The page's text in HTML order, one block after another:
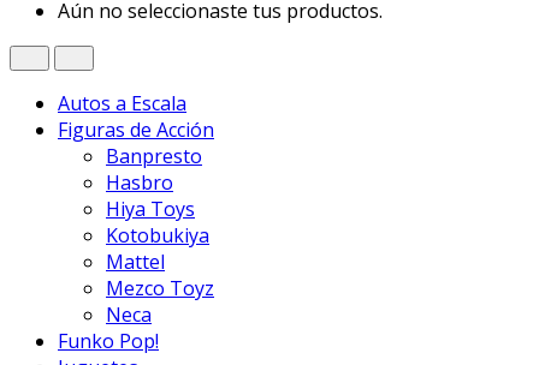
Aún no seleccionaste tus productos.
Autos a Escala
Figuras de Acción
Banpresto
Hasbro
Hiya Toys
Kotobukiya
Mattel
Mezco Toyz
Neca
Funko Pop!